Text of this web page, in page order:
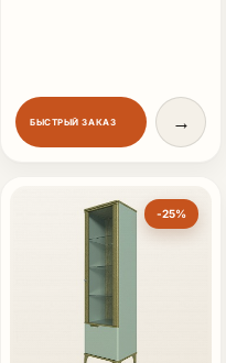
БЫСТРЫЙ ЗАКАЗ →
-25%